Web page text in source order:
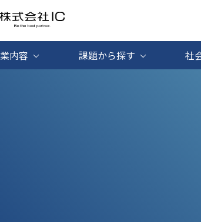
内容 課題から探す 社